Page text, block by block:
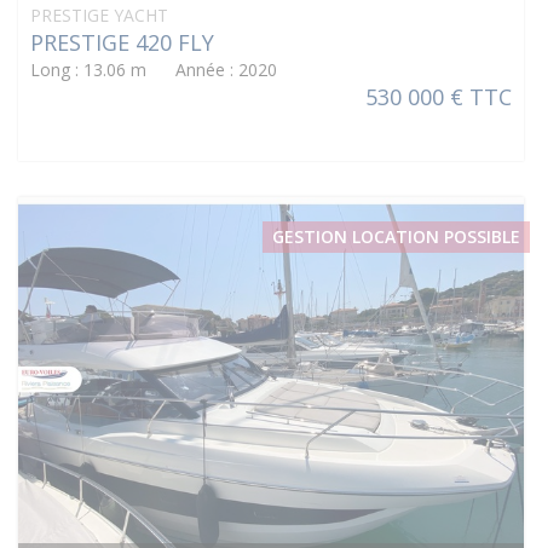
PRESTIGE YACHT
PRESTIGE 420 FLY
Long : 13.06 m Année : 2020
530 000 € TTC
GESTION LOCATION POSSIBLE